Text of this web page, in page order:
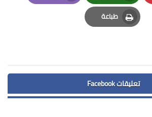
Whatsapp
Email
طباعة
Print
تعليقات Facebook